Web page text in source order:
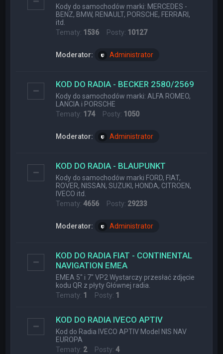
Kody do samochodów marki: MERCEDES -
BENZ, BMW, RENAULT, PORSCHE, FERRARI,
itd.
Tematy: 1536 Posty: 10127
Moderator: Administrator
KOD DO RADIA - BECKER 2580/2569
Kody do samochodów marki: ALFA ROMEO,
LANCIA i PORSCHE
Tematy: 174Posty: 1050
Moderator: Administrator
KOD DO RADIA - BLAUPUNKT
Kody do samochodów marki FORD, FIAT,
ROVER, NISSAN, SUZUKI, HONDA, CITROEN,
IVECO itd.
Tematy:4656 Posty: 29233
Moderator: Administrator
KOD DO RADIA FIAT - CONTINENTAL
NAVIGATION EMEA
EMEA 5" i 7" VP2 Wystarczy przesłać zdjęcie
kodu QR z płyty Głównej radia.
Tematy: 1 Posty: 1
KOD DO RADIA IVECO APTIV
Kod do Radia IVECO APTIV Model NIS NAV
EUROPA
Tematy: 2Posty:4